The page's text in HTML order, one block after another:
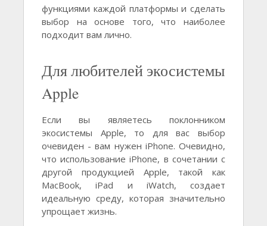
функциями каждой платформы и сделать
выбор на основе того, что наиболее
подходит вам лично.
Для любителей экосистемы
Apple
Если вы являетесь поклонником
экосистемы Apple, то для вас выбор
очевиден - вам нужен iPhone. Очевидно,
что использование iPhone, в сочетании с
другой продукцией Apple, такой как
MacBook, iPad и iWatch, создает
идеальную среду, которая значительно
упрощает жизнь.